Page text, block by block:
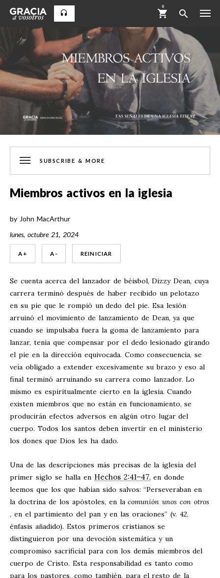
0
SUBSCRIBE & MORE
Miembros activos en la iglesia
by John MacArthur
lunes, octubre 21, 2024
A + A - REINICIAR
Se cuenta acerca del lanzador de béisbol, Dizzy Dean, cuya
carrera terminó después de haber recibido un pelotazo
en su pie que le rompió un dedo del pie. Esa lesión
arruinó el movimiento de lanzamiento de Dean, ya que
cuando se impulsaba fuera la goma de lanzamiento para
lanzar, tenía que compensar por el dedo lesionado girando
el pie en la dirección equivocada. Como consecuencia, se
veía obligado a extender excesivamente su brazo y eso al
final terminó arruinando su carrera como lanzador. Lo
mismo es espiritualmente cierto en la iglesia. Cuando
existen miembros que no están en funcionamiento, se
producirán efectos adversos en algún otro lugar del
cuerpo. Todos los santos deben invertir en el ministerio
los dones que Dios les ha dado.
Una de las descripciones más precisas de la iglesia del
primer siglo se halla en Hechos 2:41–47, en donde
leemos que los que habían sido salvos: “Perseveraban en
la doctrina de los apóstoles, en lacomunión unos con otros
, en el partimiento del pan y en las oraciones” (v. 42,
énfasis añadido). Estos primeros cristianos se
distinguieron por una devoción sistemática y un
compromiso sacrificial para con los demás miembros del
cuerpo de Cristo. Esta responsabilidad es tanto como
para los pastores, como también, para el resto de la